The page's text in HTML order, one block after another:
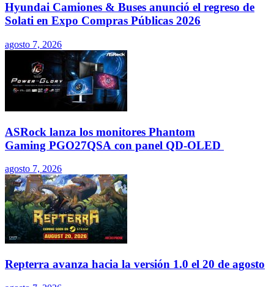
Hyundai Camiones & Buses anunció el regreso de
Solati en Expo Compras Públicas 2026
agosto 7, 2026
ASRock lanza los monitores Phantom
Gaming PGO27QSA con panel QD-OLED
agosto 7, 2026
Repterra avanza hacia la versión 1.0 el 20 de agosto